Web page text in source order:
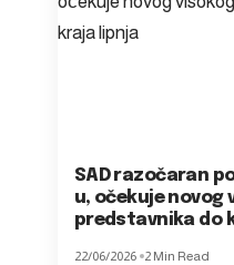
SAD razočaran
u, očekuje novog
predstavnika do
22/06/2026 2 Min Read